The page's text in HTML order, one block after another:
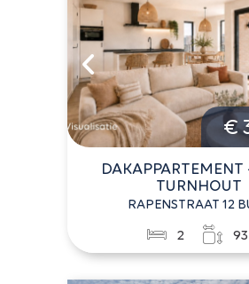
€
DAKAPPARTEMENT
TURNHOUT
RAPENSTRAAT 12
2